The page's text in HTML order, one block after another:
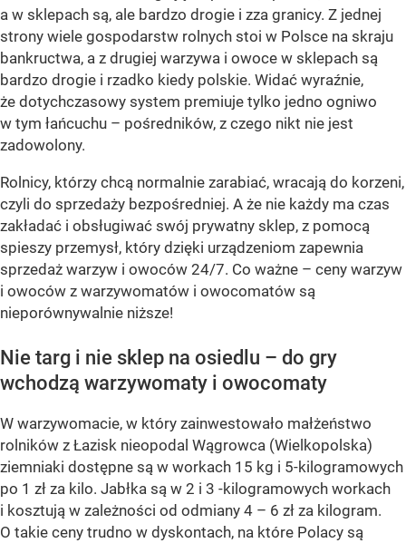
a w sklepach są, ale bardzo drogie i zza granicy. Z jednej
strony wiele gospodarstw rolnych stoi w Polsce na skraju
bankructwa, a z drugiej warzywa i owoce w sklepach są
bardzo drogie i rzadko kiedy polskie. Widać wyraźnie,
że dotychczasowy system premiuje tylko jedno ogniwo
w tym łańcuchu – pośredników, z czego nikt nie jest
zadowolony.
Rolnicy, którzy chcą normalnie zarabiać, wracają do korzeni,
czyli do sprzedaży bezpośredniej. A że nie każdy ma czas
zakładać i obsługiwać swój prywatny sklep, z pomocą
spieszy przemysł, który dzięki urządzeniom zapewnia
sprzedaż warzyw i owoców 24/7. Co ważne – ceny warzyw
i owoców z warzywomatów i owocomatów są
nieporównywalnie niższe!
Nie targ i nie sklep na osiedlu – do gry
wchodzą warzywomaty i owocomaty
W warzywomacie, w który zainwestowało małżeństwo
rolników z Łazisk nieopodal Wągrowca (Wielkopolska)
ziemniaki dostępne są w workach 15 kg i 5-kilogramowych
po 1 zł za kilo. Jabłka są w 2 i 3 -kilogramowych workach
i kosztują w zależności od odmiany 4 – 6 zł za kilogram.
O takie ceny trudno w dyskontach, na które Polacy są